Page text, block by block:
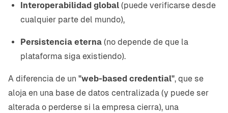
Interoperabilidad global (puede verificarse desde
cualquier parte del mundo),
Persistencia eterna (no depende de que la
plataforma siga existiendo).
A diferencia de un "web-based credential", que se
aloja en una base de datos centralizada (y puede ser
alterada o perderse si la empresa cierra), una